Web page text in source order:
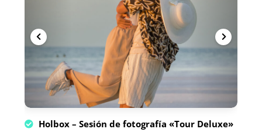
Holbox – Sesión de fotografía «Tour Deluxe»